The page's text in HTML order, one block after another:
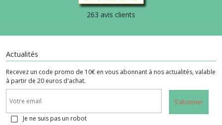
263 avis clients
Actualités
Recevez un code promo de 10€ en vous abonnant à nos actualités, valable
à partir de 20 euros d'achat.
S'abonner
Je ne suis pas un robot